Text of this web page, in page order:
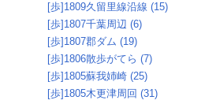
[歩]1809久留里線沿線 (15)
[歩]1807千葉周辺 (6)
[歩]1807郡ダム (19)
[歩]1806散歩がてら (7)
[歩]1805蘇我姉崎 (25)
[歩]1805木更津周回 (31)